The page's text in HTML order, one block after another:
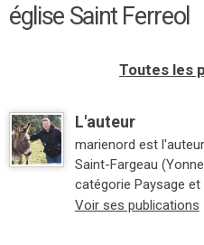
église Saint Ferreol
Toutes les
L'auteur
marienord est
Saint-Fargeau
catégorie Paysage
Voir ses publications